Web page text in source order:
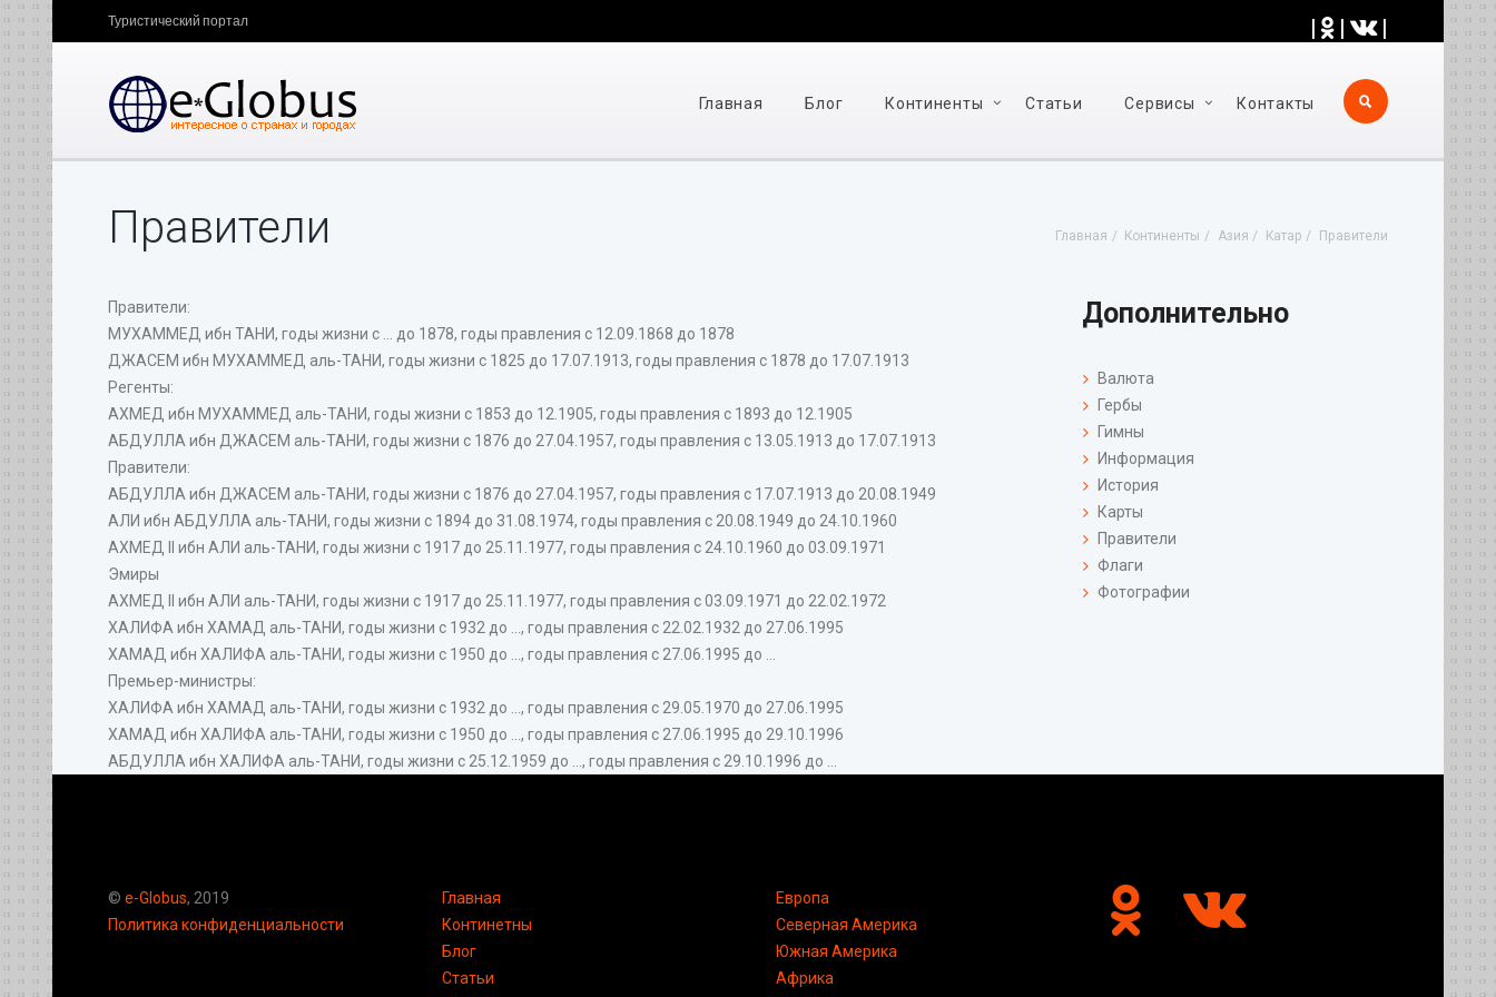
| | |
Туристический портал
Главная Блог Континенты Статьи Cервисы Контакты
Главная Континенты Азия Катар Правители
Правители
Правители:
МУХАММЕД ибн ТАНИ, годы жизни с ... до 1878, годы правления с 12.09.1868 до 1878
ДЖАСЕМ ибн МУХАММЕД аль-ТАНИ, годы жизни с 1825 до 17.07.1913, годы правления с 1878 до 17.07.1913
Регенты:
АХМЕД ибн МУХАММЕД аль-ТАНИ, годы жизни с 1853 до 12.1905, годы правления с 1893 до 12.1905
АБДУЛЛА ибн ДЖАСЕМ аль-ТАНИ, годы жизни с 1876 до 27.04.1957, годы правления с 13.05.1913 до 17.07.1913
Правители:
АБДУЛЛА ибн ДЖАСЕМ аль-ТАНИ, годы жизни с 1876 до 27.04.1957, годы правления с 17.07.1913 до 20.08.1949
АЛИ ибн АБДУЛЛА аль-ТАНИ, годы жизни с 1894 до 31.08.1974, годы правления с 20.08.1949 до 24.10.1960
АХМЕД II ибн АЛИ аль-ТАНИ, годы жизни с 1917 до 25.11.1977, годы правления с 24.10.1960 до 03.09.1971
Эмиры
АХМЕД II ибн АЛИ аль-ТАНИ, годы жизни с 1917 до 25.11.1977, годы правления с 03.09.1971 до 22.02.1972
ХАЛИФА ибн ХАМАД аль-ТАНИ, годы жизни с 1932 до ..., годы правления с 22.02.1932 до 27.06.1995
ХАМАД ибн ХАЛИФА аль-ТАНИ, годы жизни с 1950 до ..., годы правления с 27.06.1995 до ...
Премьер-министры:
ХАЛИФА ибн ХАМАД аль-ТАНИ, годы жизни с 1932 до ..., годы правления с 29.05.1970 до 27.06.1995
ХАМАД ибн ХАЛИФА аль-ТАНИ, годы жизни с 1950 до ..., годы правления с 27.06.1995 до 29.10.1996
АБДУЛЛА ибн ХАЛИФА аль-ТАНИ, годы жизни с 25.12.1959 до ..., годы правления с 29.10.1996 до ...
Дополнительно
Валюта
Гербы
Гимны
Информация
История
Карты
Правители
Флаги
Фотографии
© e-Globus, 2019
Политика конфиденциальности
Главная
Континетны
Блог
Статьи
Европа
Северная Америка
Южная Америка
Африка